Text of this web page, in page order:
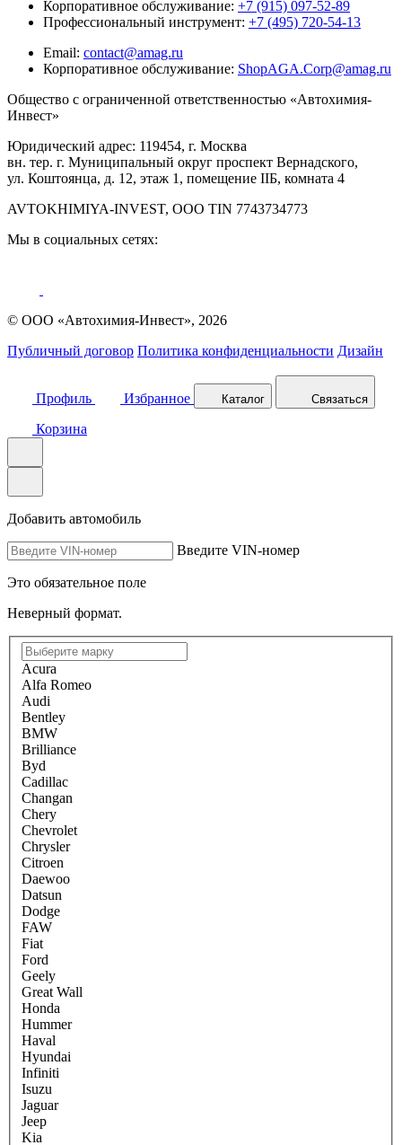
Корпоративное обслуживание: +7 (915) 097-52-89
Профессиональный инструмент: +7 (495) 720-54-13
Email: contact@amag.ru
Корпоративное обслуживание: ShopAGA.Corp@amag.ru
Общество с ограниченной ответственностью «Автохимия-
Инвест»
Юридический адрес: 119454, г. Москва
вн. тер. г. Муниципальный округ проспект Вернадского,
ул. Коштоянца, д. 12, этаж 1, помещение IIБ, комната 4
AVTOKHIMIYA-INVEST, OOO TIN 7743734773
Мы в социальных сетях:
© ООО «Автохимия-Инвест», 2026
Публичный договор Политика конфиденциальности Дизайн
Профиль Избранное Каталог Связаться
Корзина
Добавить автомобиль
Введите VIN-номер
Это обязательное поле
Неверный формат.
Acura
Alfa Romeo
Audi
Bentley
BMW
Brilliance
Byd
Cadillac
Changan
Chery
Chevrolet
Chrysler
Citroen
Daewoo
Datsun
Dodge
FAW
Fiat
Ford
Geely
Great Wall
Honda
Hummer
Haval
Hyundai
Infiniti
Isuzu
Jaguar
Jeep
Kia